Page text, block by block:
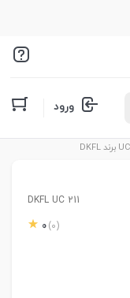
ورود
DKFL UC 211
0 (0)